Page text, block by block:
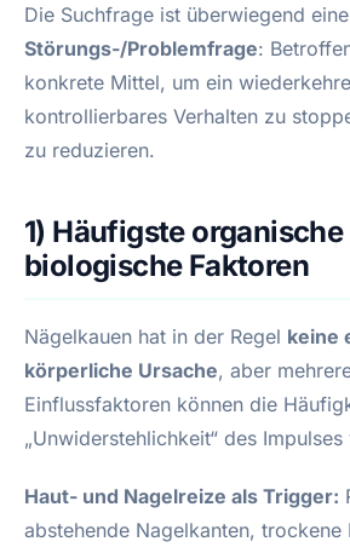
Die Suchfrage ist überwiegend eine
Störungs-/Problemfrage:
konkrete Mittel, um ein
kontrollierbares Verhalten zu
zu reduzieren.
1) Häufigste
biologische Faktoren
Nägelkauen hat in der Regel keine
körperliche Ursache, aber
Einflussfaktoren können die
„Unwiderstehlichkeit“ des
Haut- und Nagelreize als Trigger:
abstehende Nagelkanten,